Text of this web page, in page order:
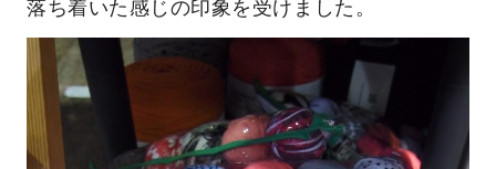
落ち着いた感じの印象を受けました。